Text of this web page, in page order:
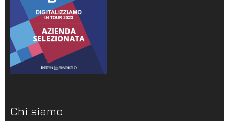
Chi siamo